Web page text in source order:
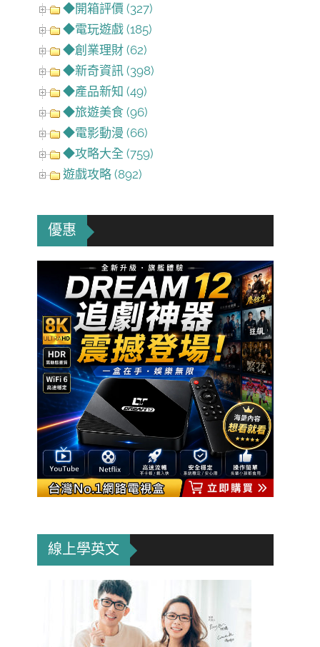
◆開箱評價 (327)
◆電玩遊戲 (185)
◆創業理財 (62)
◆新奇資訊 (398)
◆產品新知 (49)
◆旅遊美食 (96)
◆電影動漫 (66)
◆攻略大全 (759)
遊戲攻略 (892)
優惠
線上學英文